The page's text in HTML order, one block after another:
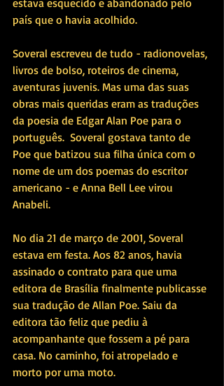
estava esquecido e abandonado pelo
país que o havia acolhido.
Soveral escreveu de tudo - radionovelas,
livros de bolso, roteiros de cinema,
aventuras juvenis. Mas uma das suas
obras mais queridas eram as traduções
da poesia de Edgar Alan Poe para o
português.  Soveral gostava tanto de
Poe que batizou sua filha única com o
nome de um dos poemas do escritor
americano - e Anna Bell Lee virou
Anabeli.
No dia 21 de março de 2001, Soveral
estava em festa. Aos 82 anos, havia
assinado o contrato para que uma
editora de Brasília finalmente publicasse
sua tradução de Allan Poe. Saiu da
editora tão feliz que pediu à
acompanhante que fossem a pé para
casa. No caminho, foi atropelado e
morto por uma moto.